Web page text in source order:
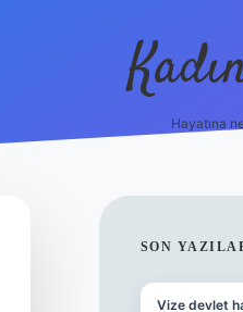
Hayatına
SON
Vize devlet
ilbet